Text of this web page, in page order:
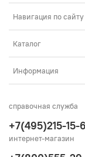
Навигация по сайту
Каталог
Информация
справочная служба
+7(495)215-15-
интернет-магазин